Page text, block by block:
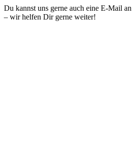
Du kannst uns gerne auch eine E-Mail an
– wir helfen Dir gerne weiter!